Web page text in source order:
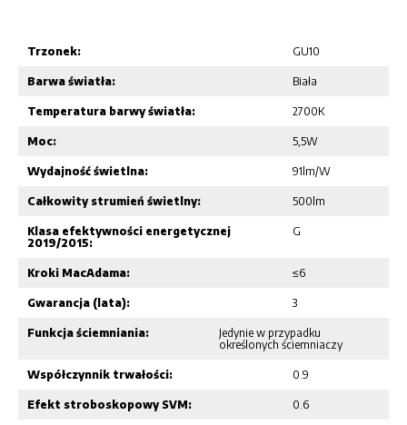
Trzonek: GU10
Barwa światła: Biała
Temperatura barwy światła: 2700K
Moc: 5,5W
Wydajność świetlna: 91lm/W
Całkowity strumień świetlny: 500lm
Klasa efektywności energetycznej
2019/2015:
G
Kroki MacAdama: ≤6
Gwarancja (lata): 3
Funkcja ściemniania:
Jedynie w przypadku
określonych ściemniaczy
Współczynnik trwałości: 0.9
Efekt stroboskopowy SVM: 0.6